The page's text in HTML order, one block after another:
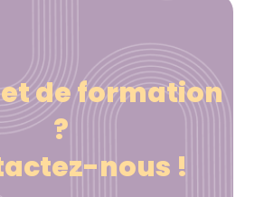
de formation
?
nous !